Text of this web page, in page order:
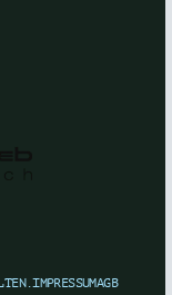
IMPRESSUMAGB